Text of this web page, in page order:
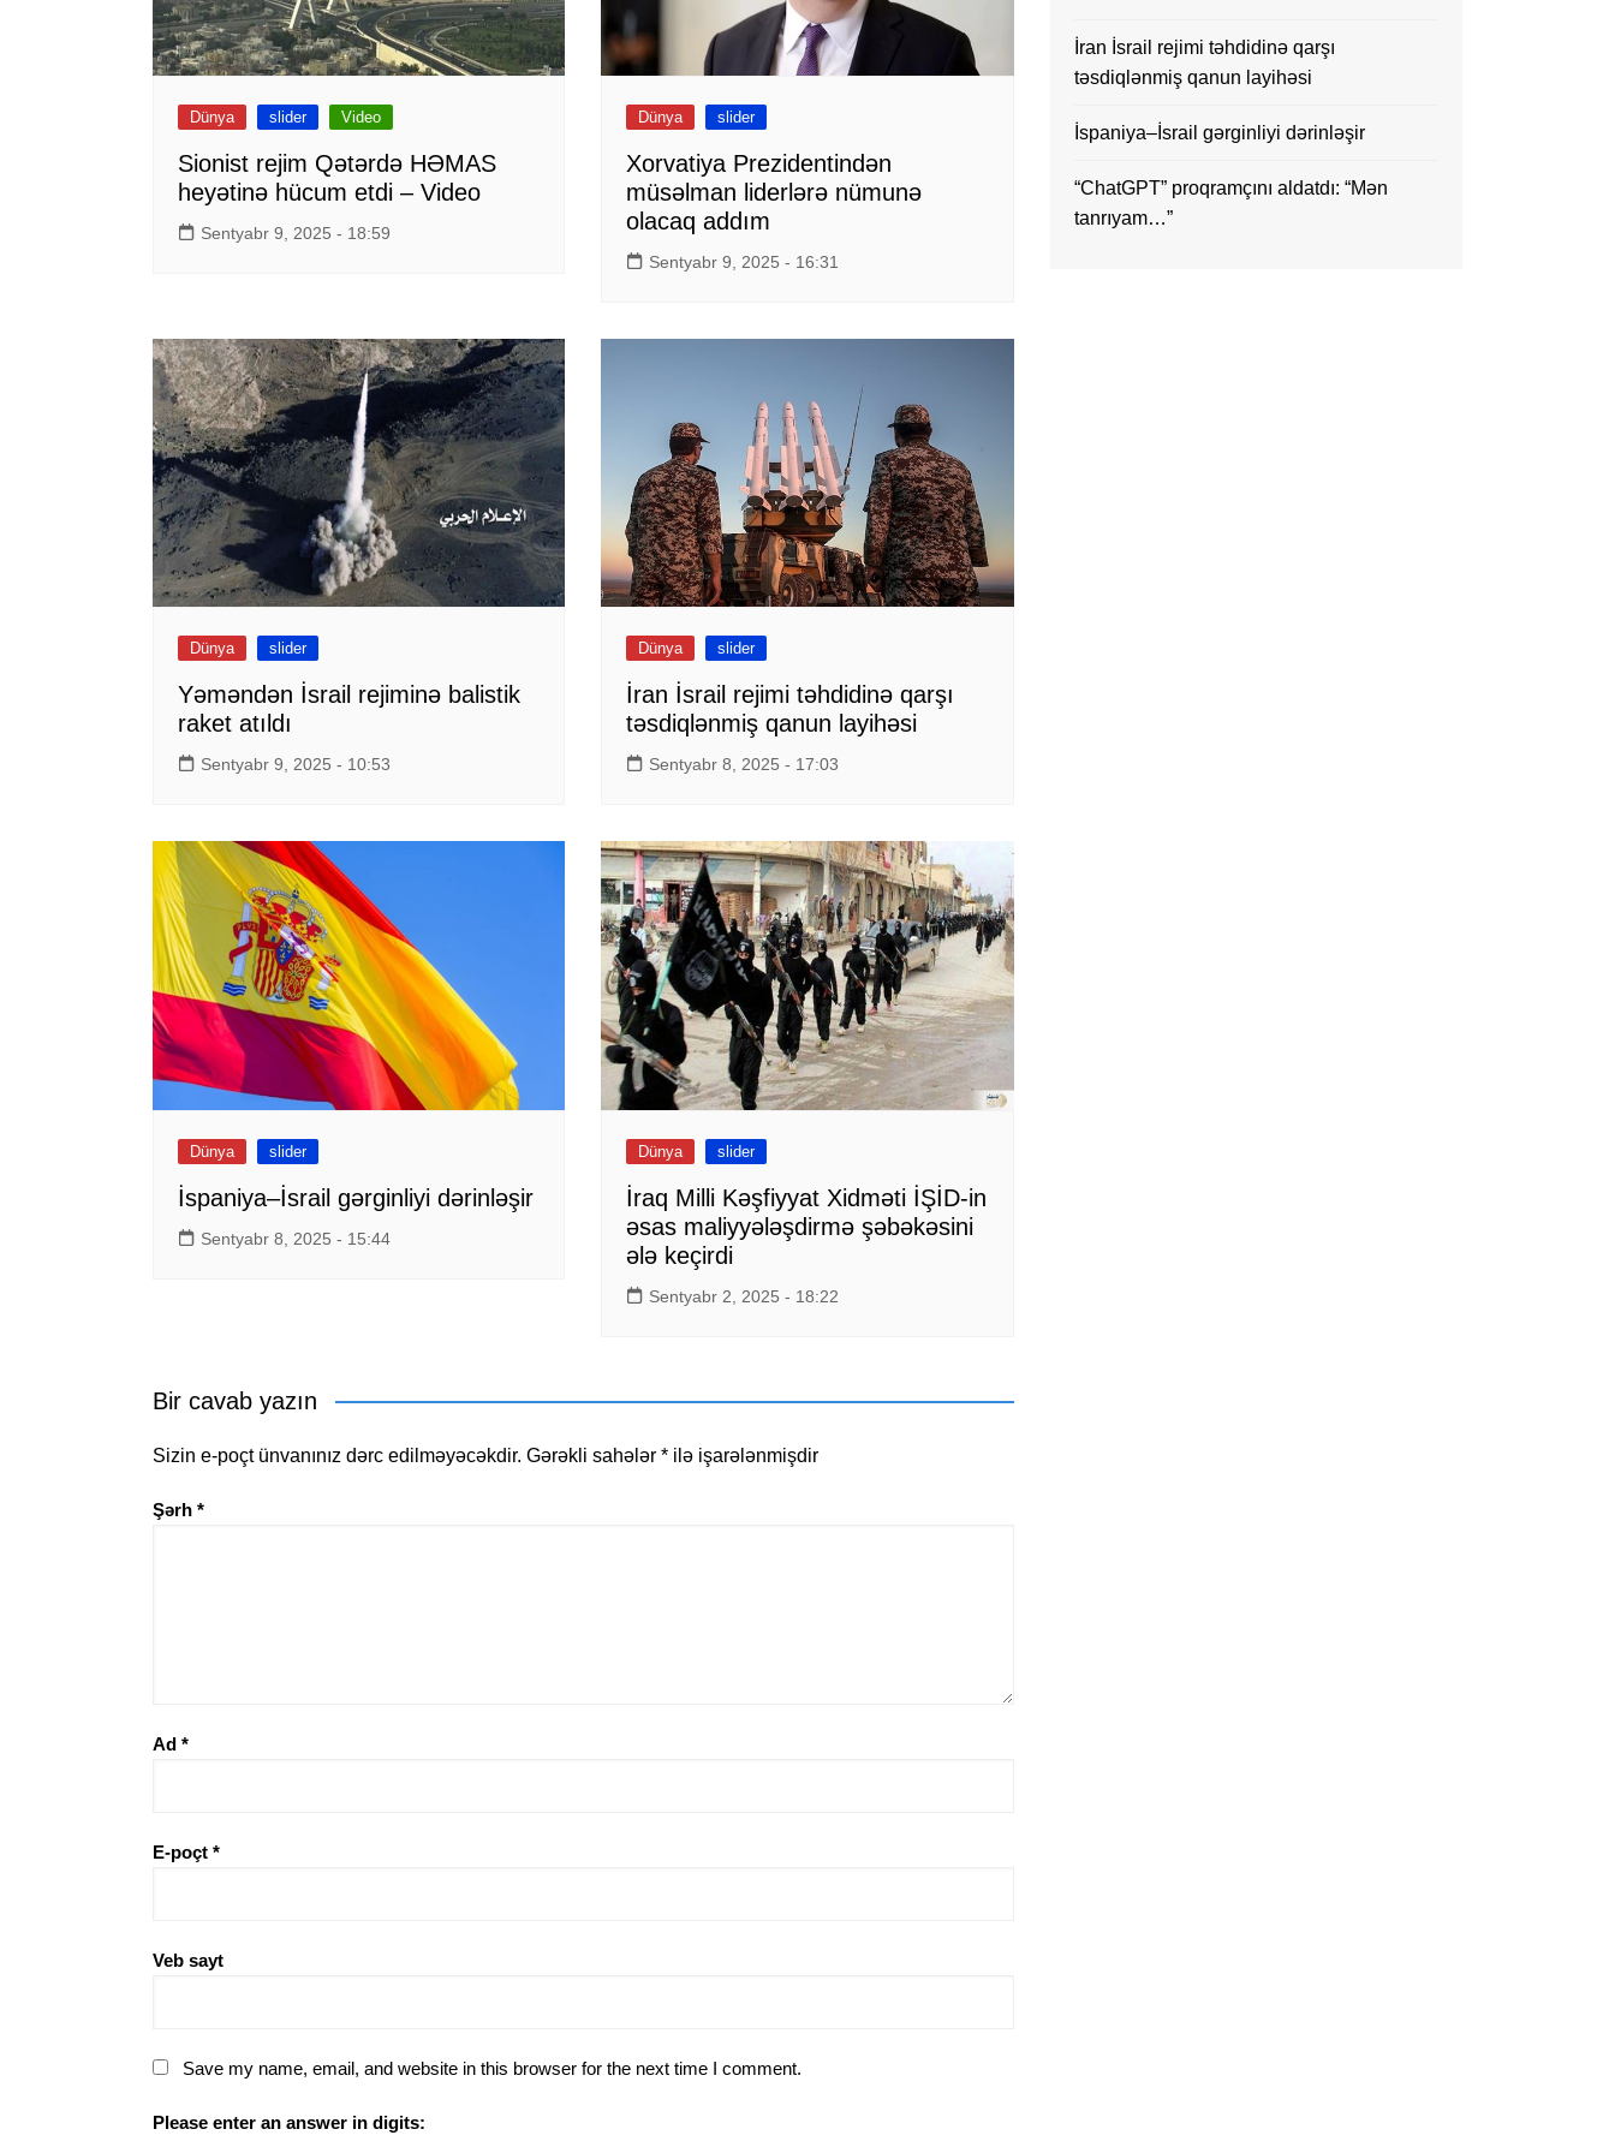
Dünya slider Video
Sionist rejim Qətərdə HƏMAS
heyətinə hücum etdi – Video
Sentyabr 9, 2025 - 18:59
Dünya slider
Xorvatiya Prezidentindən
müsəlman liderlərə nümunə
olacaq addım
Sentyabr 9, 2025 - 16:31
Dünya slider
Yəməndən İsrail rejiminə balistik
raket atıldı
Sentyabr 9, 2025 - 10:53
Dünya slider
İran İsrail rejimi təhdidinə qarşı
təsdiqlənmiş qanun layihəsi
Sentyabr 8, 2025 - 17:03
Dünya slider
İspaniya–İsrail gərginliyi dərinləşir
Sentyabr 8, 2025 - 15:44
Dünya slider
İraq Milli Kəşfiyyat Xidməti İŞİD-in
əsas maliyyələşdirmə şəbəkəsini
ələ keçirdi
Sentyabr 2, 2025 - 18:22
Bir cavab yazın
Sizin e-poçt ünvanınız dərc edilməyəcəkdir. Gərəkli sahələr * ilə işarələnmişdir
Şərh *
Ad *
E-poçt *
Veb sayt
Save my name, email, and website in this browser for the next time I comment.
Please enter an answer in digits:
İran İsrail rejimi təhdidinə qarşı
təsdiqlənmiş qanun layihəsi
İspaniya–İsrail gərginliyi dərinləşir
“ChatGPT” proqramçını aldatdı: “Mən
tanrıyam…”